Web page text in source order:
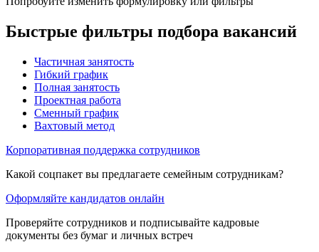
Быстрые фильтры подбора вакансий
Частичная занятость
Гибкий график
Полная занятость
Проектная работа
Сменный график
Вахтовый метод
Корпоративная поддержка сотрудников
Какой соцпакет вы предлагаете семейным сотрудникам?
Оформляйте кандидатов онлайн
Проверяйте сотрудников и подписывайте кадровые
документы без бумаг и личных встреч